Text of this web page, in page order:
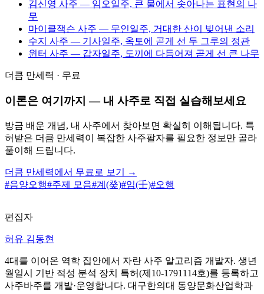
김신영 사주 — 임오일주, 큰 물에서 솟아나는 표현의 나
무
마이클잭슨 사주 — 무인일주, 거대한 산이 빚어낸 소리
수지 사주 — 기사일주, 옥토에 곧게 선 두 그루의 정관
윈터 사주 — 갑자일주, 도끼에 다듬어져 곧게 선 큰 나무
더큼 만세력 · 무료
이론은 여기까지 — 내 사주로 직접 실습해보세요
방금 배운 개념, 내 사주에서 찾아보면 확실히 이해됩니다. 특
허받은 더큼 만세력이 복잡한 사주팔자를 필요한 정보만 골라
풀이해 드립니다.
더큼 만세력에서 무료로 보기 →
#음양오행#주제 모음#계(癸)#임(壬)#오행
편집자
허유 김동현
4대를 이어온 역학 집안에서 자란 사주 알고리즘 개발자. 생년
월일시 기반 적성 분석 장치 특허(제10-1791114호)를 등록하고
사주바주를 개발·운영합니다. 대구한의대 동양문화산업학과